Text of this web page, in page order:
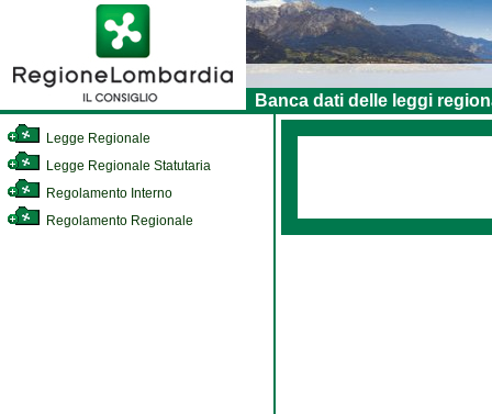
Banca dati delle leggi
Legge Regionale
Legge Regionale Statutaria
Regolamento Interno
Regolamento Regionale